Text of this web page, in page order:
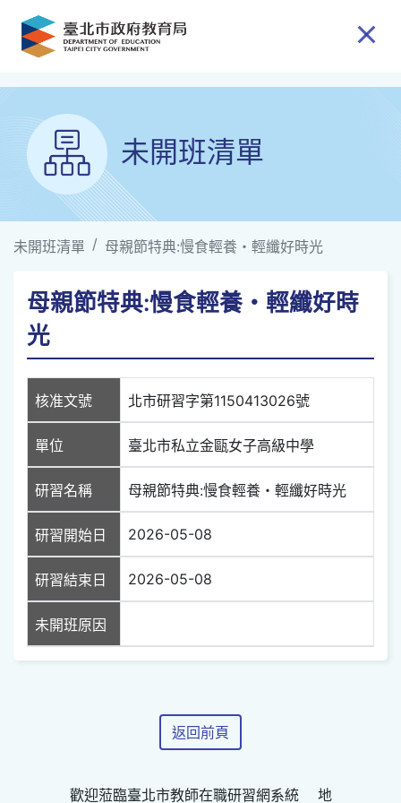
跳到主要內容
未開班清單
未開班清單 母親節特典:慢食輕養・輕纖好時光
母親節特典:慢食輕養・輕纖好時
光
核准文號 北市研習字第1150413026號
單位 臺北市私立金甌女子高級中學
研習名稱 母親節特典:慢食輕養・輕纖好時光
研習開始日 2026-05-08
研習結束日 2026-05-08
未開班原因
返回前頁
歡迎蒞臨臺北市教師在職研習網系統 地